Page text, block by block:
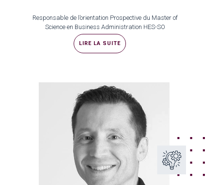
Responsable de l’orientation Prospective du Master of
Science en Business Administration HES-SO
LIRE LA SUITE